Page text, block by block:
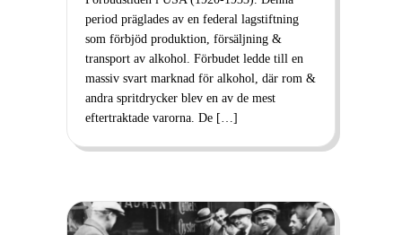
period präglades av en federal lagstiftning
som förbjöd produktion, försäljning &
transport av alkohol. Förbudet ledde till en
massiv svart marknad för alkohol, där rom &
andra spritdrycker blev en av de mest
eftertraktade varorna. De […]